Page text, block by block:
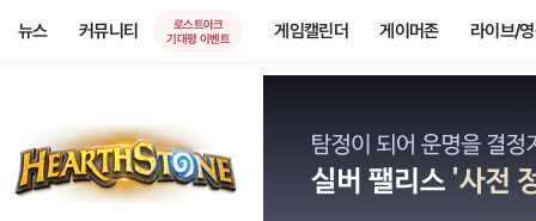
뉴스 커뮤니티
로스트아크
기대평 이벤트
게임캘린더 게이머존 라이브/